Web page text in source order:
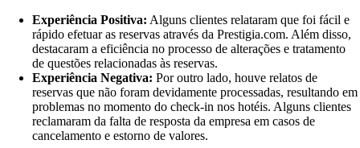
Experiência Positiva: Alguns clientes relataram que foi fácil e
rápido efetuar as reservas através da Prestigia.com. Além disso,
destacaram a eficiência no processo de alterações e tratamento
de questões relacionadas às reservas.
Experiência Negativa: Por outro lado, houve relatos de
reservas que não foram devidamente processadas, resultando em
problemas no momento do check-in nos hotéis. Alguns clientes
reclamaram da falta de resposta da empresa em casos de
cancelamento e estorno de valores.